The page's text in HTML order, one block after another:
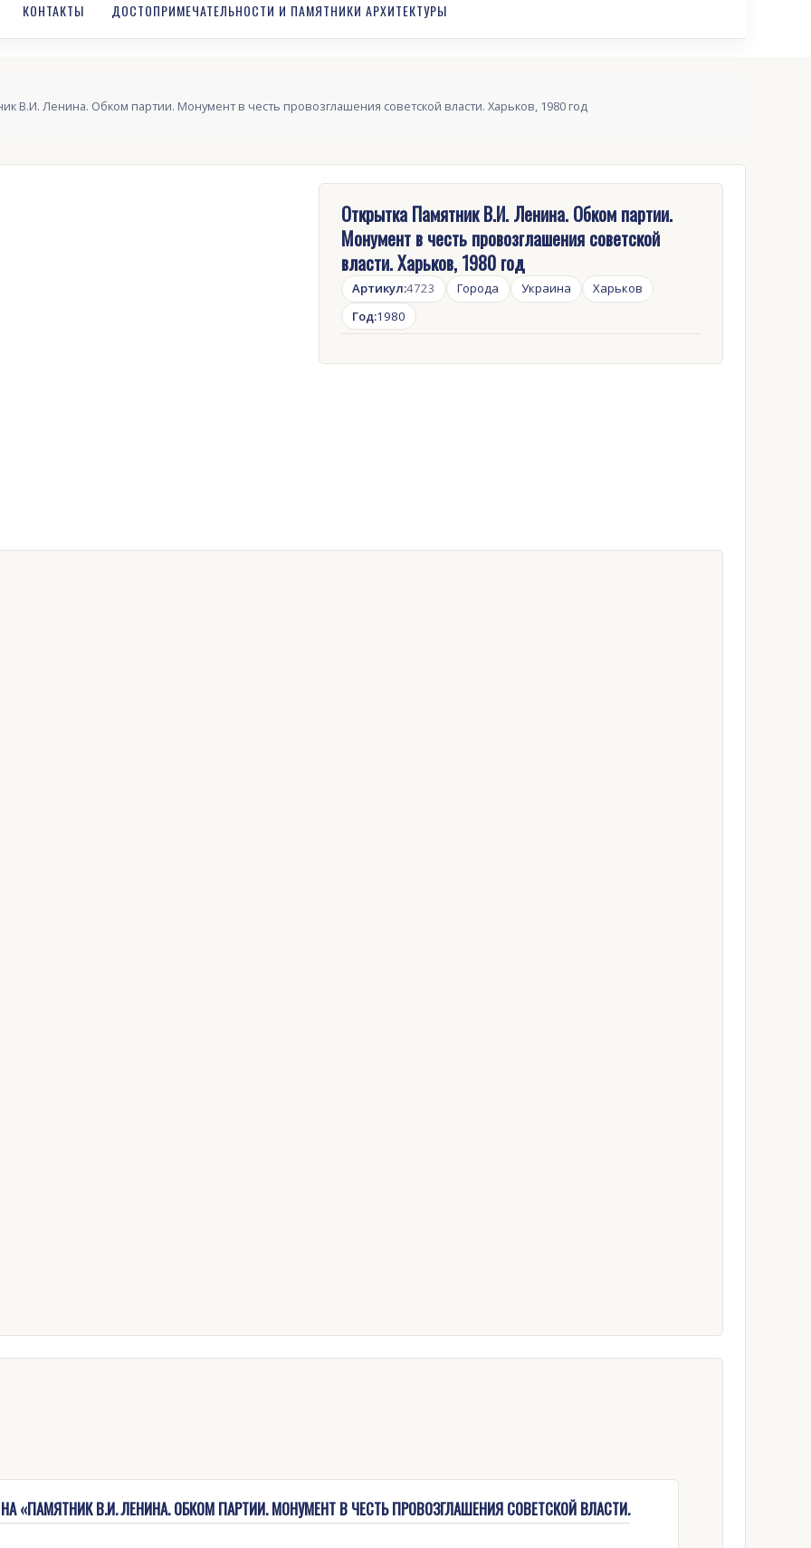
КОНТАКТЫ ДОСТОПРИМЕЧАТЕЛЬНОСТИ И ПАМЯТНИКИ АРХИТЕКТУРЫ
В.И. Ленина. Обком партии. Монумент в честь провозглашения советской власти. Харьков, 1980 год
Открытка Памятник В.И. Ленина. Обком партии.
Монумент в честь провозглашения советской
власти. Харьков, 1980 год
Артикул:4723 Города Украина
Харьков
Год:1980
«ПАМЯТНИК В.И. ЛЕНИНА. ОБКОМ ПАРТИИ. МОНУМЕНТ В ЧЕСТЬ ПРОВОЗГЛАШЕНИЯ СОВЕТСКОЙ ВЛАСТИ.